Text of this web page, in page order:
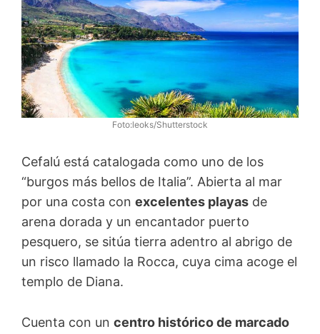
Foto:leoks/Shutterstock
Cefalú está catalogada como uno de los
“burgos más bellos de Italia”. Abierta al mar
por una costa con excelentes playas de
arena dorada y un encantador puerto
pesquero, se sitúa tierra adentro al abrigo de
un risco llamado la Rocca, cuya cima acoge el
templo de Diana.
Cuenta con un centro histórico de marcado